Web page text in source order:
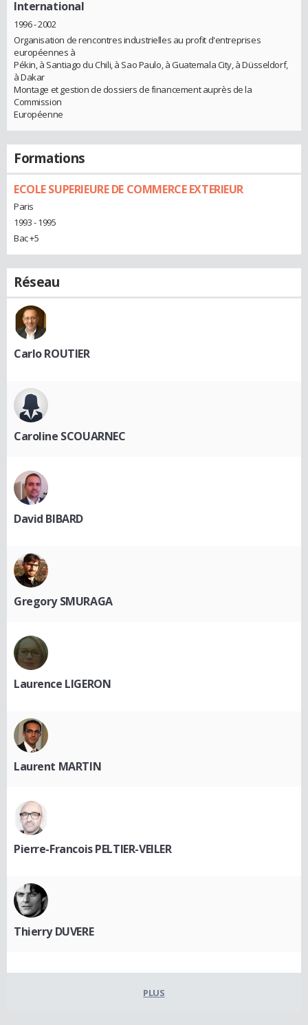
International
1996 - 2002
Organisation de rencontres industrielles au profit d'entreprises
européennes à
Pékin, à Santiago du Chili, à Sao Paulo, à Guatemala City, à Düsseldorf,
à Dakar
Montage et gestion de dossiers de financement auprès de la
Commission
Européenne
Formations
ECOLE SUPERIEURE DE COMMERCE EXTERIEUR
Paris
1993 - 1995
Bac +5
Réseau
Carlo ROUTIER
Caroline SCOUARNEC
David BIBARD
Gregory SMURAGA
Laurence LIGERON
Laurent MARTIN
Pierre-Francois PELTIER-VEILER
Thierry DUVERE
PLUS